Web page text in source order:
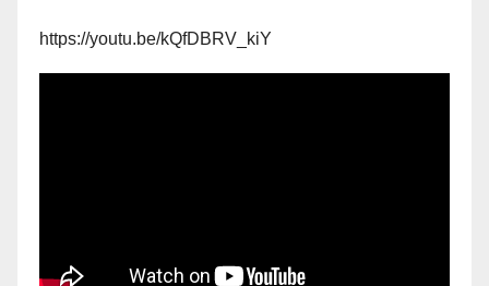
https://youtu.be/kQfDBRV_kiY